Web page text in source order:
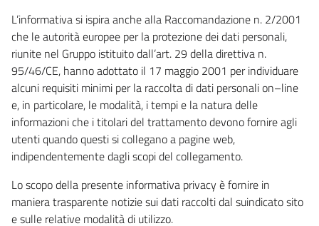
L’informativa si ispira anche alla Raccomandazione n. 2/2001
che le autorità europee per la protezione dei dati personali,
riunite nel Gruppo istituito dall’art. 29 della direttiva n.
95/46/CE, hanno adottato il 17 maggio 2001 per individuare
alcuni requisiti minimi per la raccolta di dati personali on–line
e, in particolare, le modalità, i tempi e la natura delle
informazioni che i titolari del trattamento devono fornire agli
utenti quando questi si collegano a pagine web,
indipendentemente dagli scopi del collegamento.
Lo scopo della presente informativa privacy è fornire in
maniera trasparente notizie sui dati raccolti dal suindicato sito
e sulle relative modalità di utilizzo.